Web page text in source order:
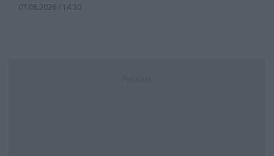
07.08.2026 / 14:30